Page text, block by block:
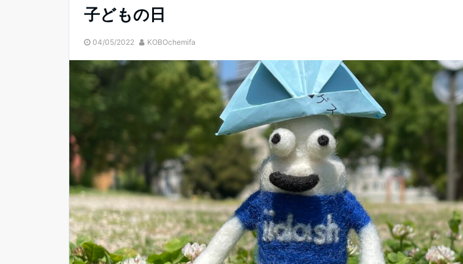
子どもの日
04/05/2022 KOBOchemifa